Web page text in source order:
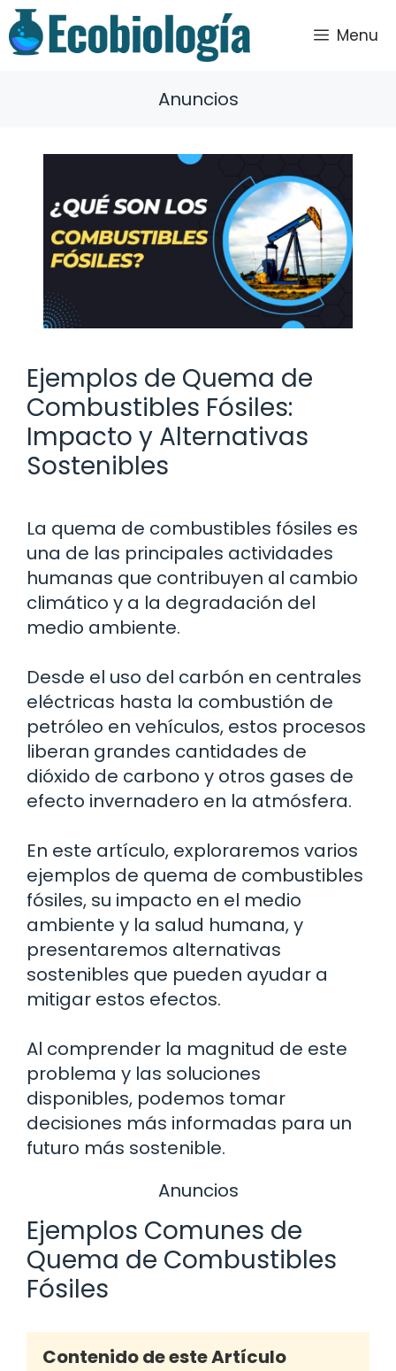
Saltar
al
contenido
Menu
Anuncios
Ejemplos de Quema de
Combustibles Fósiles:
Impacto y Alternativas
Sostenibles
La quema de combustibles fósiles es
una de las principales actividades
humanas que contribuyen al cambio
climático y a la degradación del
medio ambiente.
Desde el uso del carbón en centrales
eléctricas hasta la combustión de
petróleo en vehículos, estos procesos
liberan grandes cantidades de
dióxido de carbono y otros gases de
efecto invernadero en la atmósfera.
En este artículo, exploraremos varios
ejemplos de quema de combustibles
fósiles, su impacto en el medio
ambiente y la salud humana, y
presentaremos alternativas
sostenibles que pueden ayudar a
mitigar estos efectos.
Al comprender la magnitud de este
problema y las soluciones
disponibles, podemos tomar
decisiones más informadas para un
futuro más sostenible.
Anuncios
Ejemplos Comunes de
Quema de Combustibles
Fósiles
Contenido de este Artículo